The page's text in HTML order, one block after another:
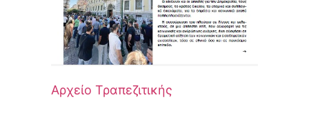
Αρχείο Τραπεζιτικής